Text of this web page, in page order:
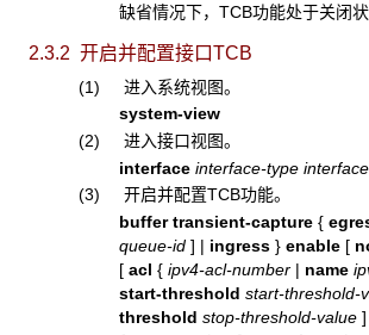
缺省情况下， TCB功能处于关闭状
2.3.2 开启并配置接口TCB
(1) 进入系统视图。
system-view
(2) 进入接口视图。
interface interface-type
(3) 开启并配置TCB功能。
buffer transient-capture {
queue-id ] | ingress } enable[
[ acl { ipv4-acl-number | name
start-threshold start-threshold-
threshold stop-threshold-value ]